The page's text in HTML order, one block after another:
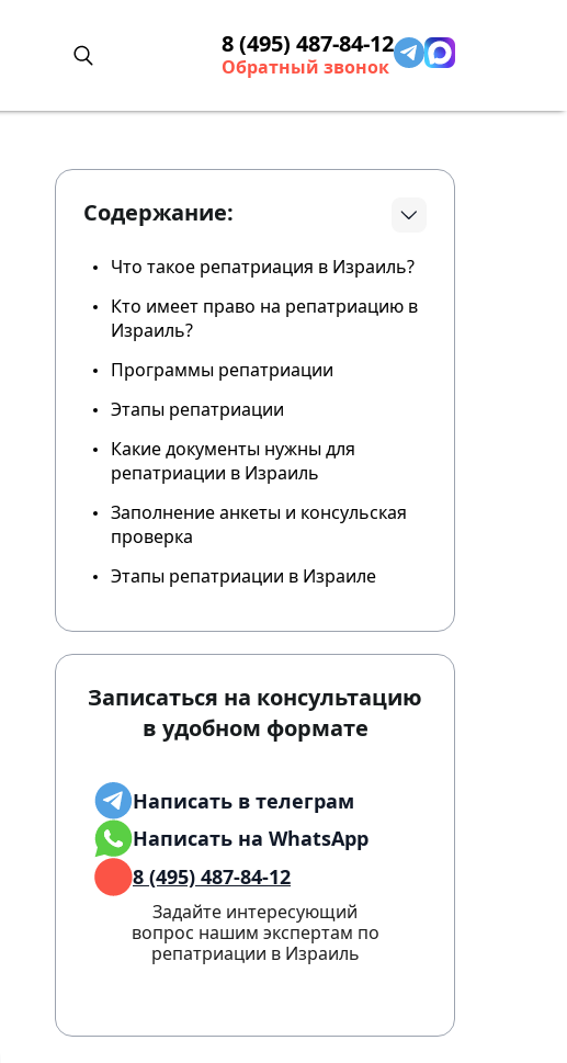
8 (495) 487-84-12
Обратный звонок
Содержание:
Что такое репатриация в Израиль?
Кто имеет право на репатриацию в
Израиль?
Программы репатриации
Этапы репатриации
Какие документы нужны для
репатриации в Израиль
Заполнение анкеты и консульская
проверка
Этапы репатриации в Израиле
Записаться на консультацию
в удобном формате
Написать в телеграм
Написать на WhatsApp
8 (495) 487-84-12
Задайте интересующий
вопрос нашим экспертам по
репатриации в Израиль